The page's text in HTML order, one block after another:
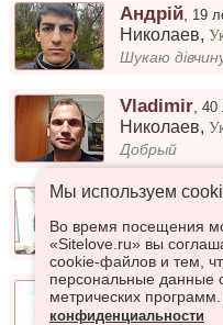
Андрій 19
Николаев,
Шукаю
Vladimir ,40
Николаев,
Добрый
Саня,32 года
Николаев,
Ок
Віталій,27
Николаев,
Мы используем
Во время посещения
«Sitelove.ru» вы
cookie-файлов и тем,
персональные данные
метрических программ.
конфиденциальности